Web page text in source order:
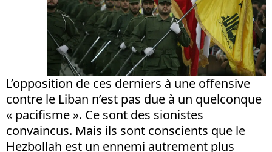
L’opposition de ces derniers à une offensive
contre le Liban n’est pas due à un quelconque
« pacifisme ». Ce sont des sionistes
convaincus. Mais ils sont conscients que le
Hezbollah est un ennemi autrement plus